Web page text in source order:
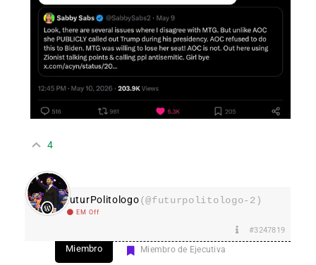
4
FuturPolitologo(@futurpolitologo-2)
EM Off
#3247819
Miembro Miembro de Ejecutiva